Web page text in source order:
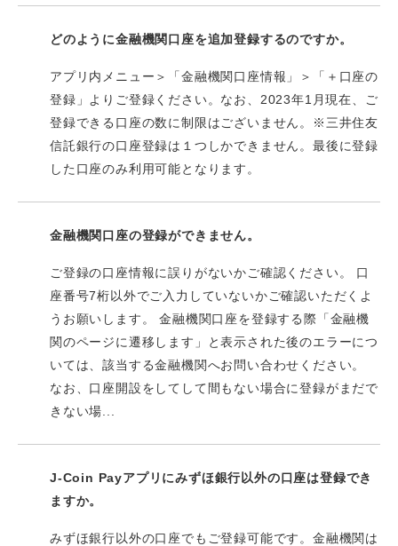
どのように金融機関口座を追加登録するのですか。
アプリ内メニュー＞「金融機関口座情報」＞「＋口座の
登録」よりご登録ください。なお、2023年1月現在、ご
登録できる口座の数に制限はございません。※三井住友
信託銀行の口座登録は１つしかできません。最後に登録
した口座のみ利用可能となります。
金融機関口座の登録ができません。
ご登録の口座情報に誤りがないかご確認ください。 口
座番号7桁以外でご入力していないかご確認いただくよ
うお願いします。 金融機関口座を登録する際「金融機
関のページに遷移します」と表示された後のエラーにつ
いては、該当する金融機関へお問い合わせください。
なお、口座開設をしてして間もない場合に登録がまだで
きない場...
J-Coin Payアプリにみずほ銀行以外の口座は登録でき
ますか。
みずほ銀行以外の口座でもご登録可能です。金融機関は